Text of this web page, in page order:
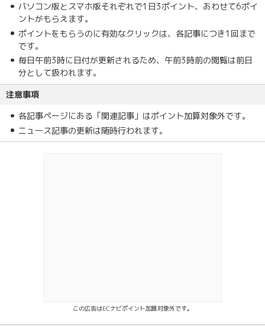
パソコン版とスマホ版それぞれで1日3ポイント、あわせて6ポイ
ントがもらえます。
ポイントをもらうのに有効なクリックは、各記事につき1回まで
です。
毎日午前3時に日付が更新されるため、午前3時前の閲覧は前日
分として扱われます。
注意事項
各記事ページにある「関連記事」はポイント加算対象外です。
ニュース記事の更新は随時行われます。
この広告はECナビポイント加算対象外です。